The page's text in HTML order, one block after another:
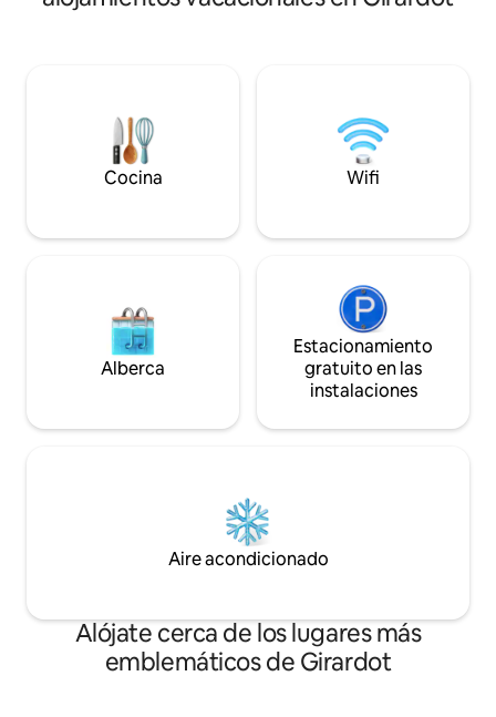
Con piscina de sal privada, wifi confiable
desconectarte sin perder comodidad,
rodeado de vegetación, silencio y luz.
privado
Cocina Wifi
Alberca
Estacionamiento
gratuito en las
instalaciones
Aire acondicionado
Alójate cerca de los lugares más
emblemáticos de Girardot